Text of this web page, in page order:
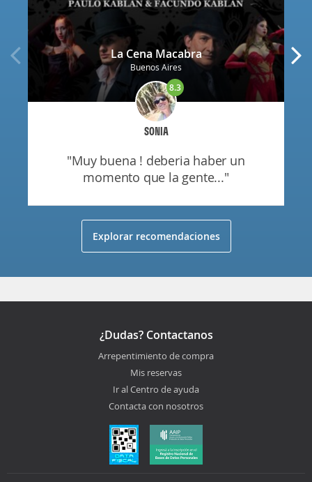
La Cena Macabra
Buenos Aires
SONIA
8.3
"muy buena ! deberia haber un
momento que la gente..."
Explorar recomendaciones
¿Dudas? Contactanos
Arrepentimiento de compra
Mis reservas
Ir al Centro de ayuda
Contacta con nosotros